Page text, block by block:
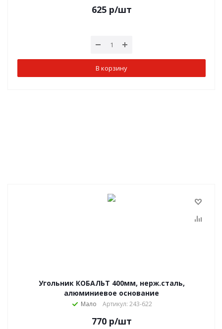
625р/шт
В корзину
Угольник КОБАЛЬТ 400мм, нерж.сталь,
алюминиевое основание
Мало Артикул: 243-622
770р/шт